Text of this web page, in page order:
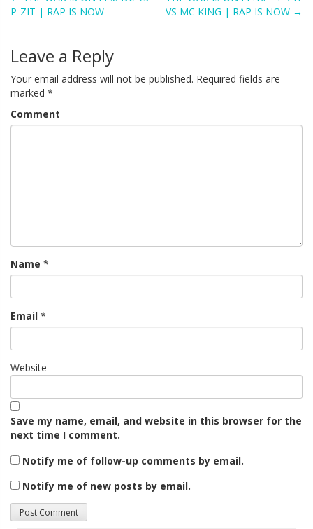
P-ZIT | RAP IS NOW
VS MC KING | RAP IS NOW →
Leave a Reply
Your email address will not be published. Required fields are
marked *
Comment
Name *
Email *
Website
Save my name, email, and website in this browser for the
next time I comment.
Notify me of follow-up comments by email.
Notify me of new posts by email.